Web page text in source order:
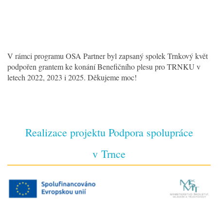
V rámci programu OSA Partner byl zapsaný spolek Trnkový květ
podpořen grantem ke konání Benefičního plesu pro TRNKU v
letech 2022, 2023 i 2025. Děkujeme moc!
Realizace projektu Podpora spolupráce
v Trnce